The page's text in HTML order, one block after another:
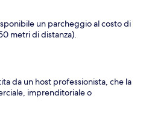
un parcheggio al costo di
metri di distanza).
da un host professionista, che la
imprenditoriale o